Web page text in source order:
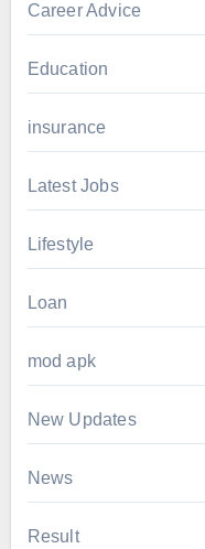
Career Advice
Education
insurance
Latest Jobs
Lifestyle
Loan
mod apk
New Updates
News
Result